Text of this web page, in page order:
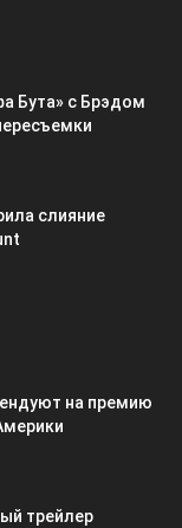
Бута» с Брэдом
слияние
на премию
трейлер